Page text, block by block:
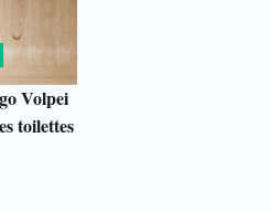
Volpei
toilettes